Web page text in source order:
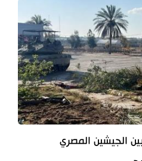
الجيشين المصري